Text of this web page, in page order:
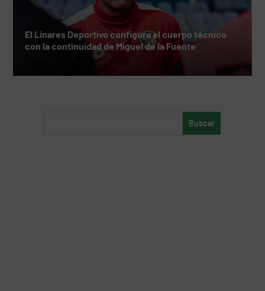
El Linares Deportivo configura el cuerpo técnico
con la continuidad de Miguel de la Fuente